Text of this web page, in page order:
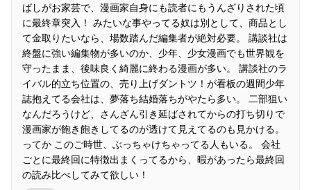
ばしがお家芸で、漫画家自身にも読者にもうんざりされた頃
に最終章突入！ みたいな事やってる奴は別として、商品とし
て金取りたいなら、場数踏んだ編集者が絶対必要。 講談社は
終盤に強い編集物が多いのか、少年、少女漫画でも世界観を
守ったまま、後味良く綺麗に終わる漫画が多い。 講談社のラ
イバル的立ち位置の、売り上げダントツ！が看板の週間少年
誌抱えてる会社は、夢落ち結婚落ちがやたら多い。 二部狙い
なんだろうけど、さんざん引き延ばされてからの打ち切りで
漫画家が飽き飽きしてるのが透けて見えてるのも見かける。
ってか このご時世、ぶっちゃけちゃってる人もいる。 会社
ごとに最終回に特徴出まくってるから、暇があったら最終回
の読み比べしてみて欲しい！